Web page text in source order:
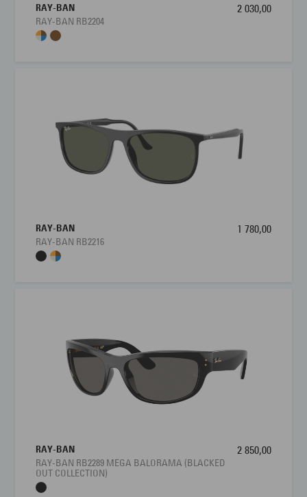
RAY-BAN
RAY-BAN RB2204
2 030,00
RAY-BAN
RAY-BAN RB2216
1 780,00
RAY-BAN
RAY-BAN RB2289 MEGA BALORAMA (BLACKED
OUT COLLECTION)
2 850,00